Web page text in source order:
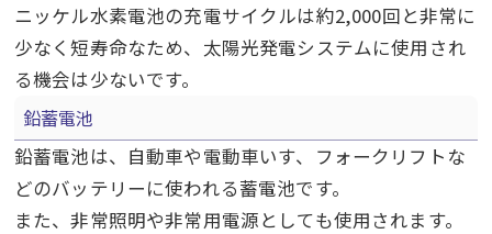
ニッケル水素電池の充電サイクルは約2,000回と非常に
少なく短寿命なため、太陽光発電システムに使用され
る機会は少ないです。
鉛蓄電池
鉛蓄電池は、自動車や電動車いす、フォークリフトな
どのバッテリーに使われる蓄電池です。
また、非常照明や非常用電源としても使用されます。